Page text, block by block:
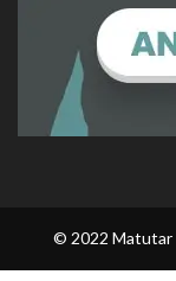
© 2022 Matutar